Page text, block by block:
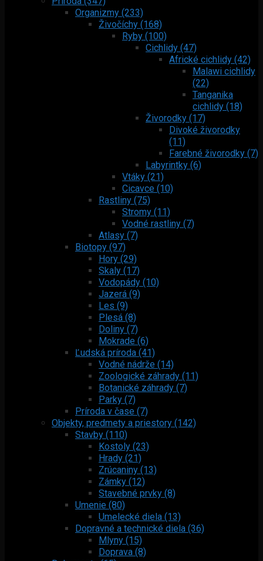
Organizmy (233)
Živočíchy (168)
Ryby (100)
Cichlidy (47)
Africké cichlidy (42)
Malawi cichlidy
(22)
Tanganika
cichlidy (18)
Živorodky (17)
Divoké živorodky
(11)
Farebné živorodky (7)
Labyrintky (6)
Vtáky (21)
Cicavce (10)
Rastliny (75)
Stromy (11)
Vodné rastliny (7)
Atlasy (7)
Biotopy (97)
Hory (29)
Skaly (17)
Vodopády (10)
Jazerá (9)
Les (9)
Plesá (8)
Doliny (7)
Mokrade (6)
Ľudská príroda (41)
Vodné nádrže (14)
Zoologické záhrady (11)
Botanické záhrady (7)
Parky (7)
Príroda v čase (7)
Objekty, predmety a priestory (142)
Stavby (110)
Kostoly (23)
Hrady (21)
Zrúcaniny (13)
Zámky (12)
Stavebné prvky (8)
Umenie (80)
Umelecké diela (13)
Dopravné a technické diela (36)
Mlyny (15)
Doprava (8)